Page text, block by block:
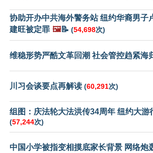
协助开办中共海外警务站 纽约华裔男子
建旺被定罪 🖼️📝 (54,698次)
维稳形势严酷文革回潮 社会管控趋紧海
川习会谈要点再解读 (60,291次)
组图：庆法轮大法洪传34周年 纽约大游
(57,244次)
中国小学被指变相摸底家长背景 网络炮